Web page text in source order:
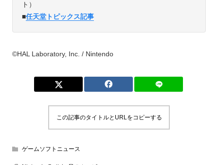
ト）
■任天堂トピックス記事
©HAL Laboratory, Inc. / Nintendo
この記事のタイトルとURLをコピーする
ゲームソフトニュース